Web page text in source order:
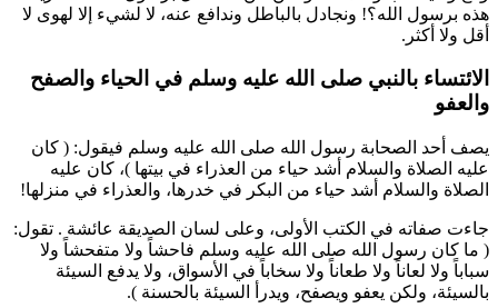
هذه برسول الله؟! ونجادل بالباطل وندافع عنه، لا لشيء إلا لهوى لا
أقل ولا أكثر.
الائتساء بالنبي صلى الله عليه وسلم في الحياء والصفح
والعفو
يصف أحد الصحابة رسول الله صلى الله عليه وسلم فيقول: ( كان
عليه الصلاة والسلام أشد حياء من العذراء في بيتها )، كان عليه
الصلاة والسلام أشد حياء من البكر في خدرها، والعذراء في منزلها!
جاءت صفاته في الكتب الأولى، وعلى لسان الصديقة عائشة . تقول:
( ما كان رسول الله صلى الله عليه وسلم فاحشاً ولا متفحشاً ولا
سباباً ولا لعاناً ولا طعاناً ولا سخاباً في الأسواق، ولا يدفع السيئة
بالسيئة، ولكن يعفو ويصفح، ويدرأ السيئة بالحسنة ).